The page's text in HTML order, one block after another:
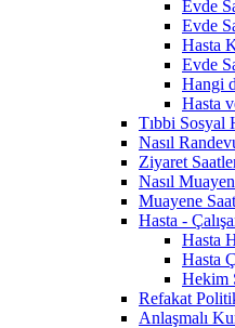
Evde
Evde
Hasta
Evde
Hangi
Hasta
Tıbbi Sosyal
Nasıl
Ziyaret
Nasıl
Muayene
Hasta -
Hasta
Hasta
Hekim
Refakat
Anlaşmalı